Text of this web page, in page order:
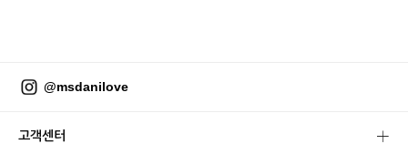
@msdanilove
고객센터